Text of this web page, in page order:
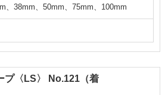
、38mm、50mm、75mm、100mm
プ〈LS〉 No.121（着